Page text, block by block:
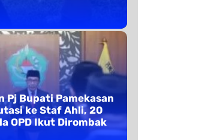
Pj Bupati Pamekasan
ke Staf Ahli, 20
OPD Ikut Dirombak